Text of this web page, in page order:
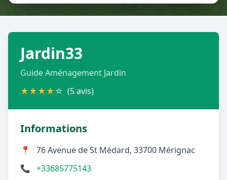
CGU -
Jardin33
Guide Aménagement Jardin
★★★★☆ (5 avis)
Informations
📍
76 Avenue de St Médard, 33700 Mérignac
📞 +33685775143